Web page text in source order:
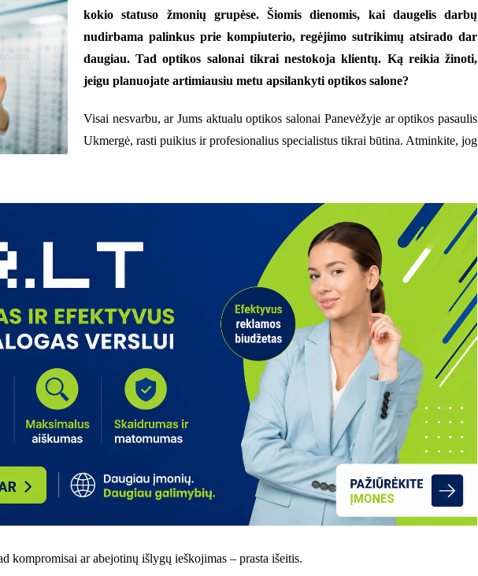
kokio statuso žmonių grupėse. Šiomis dienomis, kai daugelis darbų
nudirbama palinkus prie kompiuterio, regėjimo sutrikimų atsirado dar
daugiau. Tad optikos salonai tikrai nestokoja klientų. Ką reikia žinoti,
jeigu planuojate artimiausiu metu apsilankyti optikos salone?
Visai nesvarbu, ar Jums aktualu optikos salonai Panevėžyje ar optikos pasaulis
Ukmergė, rasti puikius ir profesionalius specialistus tikrai būtina. Atminkite, jog
kompromisai ar abejotinų išlygų ieškojimas – prasta išeitis.